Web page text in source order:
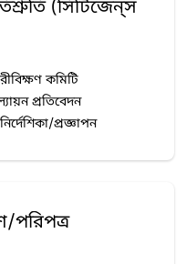
(সিটিজেন্‌স
কমিটি
প্রতিবেদন
প্রজ্ঞাপন
পরিপত্র